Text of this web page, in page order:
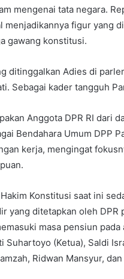
mengenai tata negara.
menjadikannya figur yang
gawang konstitusi.
ditinggalkan Adies di
Sebagai kader tangguh
Anggota DPR RI dari
Bendahara Umum DPP
kerja, mengingat
Konstitusi saat ini
yang ditetapkan oleh
masa pensiun
Suhartoyo (Ketua), Saldi
Ridwan Mansyur,